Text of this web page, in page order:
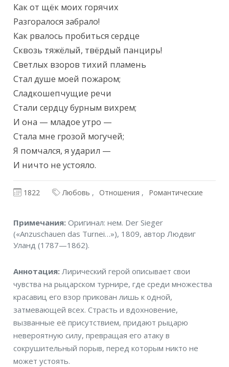
Как от щёк моих горячих
Разгоралося забрало!
Как рвалось пробиться сердце
Сквозь тяжёлый, твёрдый панцирь!
Светлых взоров тихий пламень
Стал душе моей пожаром;
Сладкошепчущие речи
Стали сердцу бурным вихрем;
И она — младое утро —
Стала мне грозой могучей;
Я помчался, я ударил —
И ничто не устояло.
1822 Любовь Отношения Романтические
Примечания
Примечания:Оригинал: нем. Der Sieger
(«Anzuschauen das Turnei…»), 1809, автор Людвиг
Уланд (1787—1862).
Аннотация
Аннотация:Лирический герой описывает свои
чувства на рыцарском турнире, где среди множества
красавиц его взор прикован лишь к одной,
затмевающей всех. Страсть и вдохновение,
вызванные её присутствием, придают рыцарю
невероятную силу, превращая его атаку в
сокрушительный порыв, перед которым никто не
может устоять.